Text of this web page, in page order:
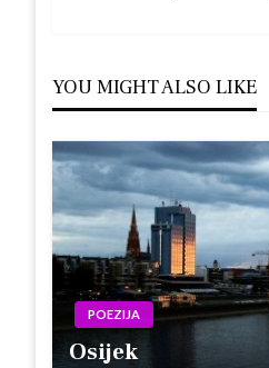
YOU MIGHT ALSO LIKE
POEZIJA
Osijek